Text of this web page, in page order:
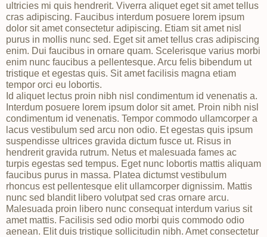
ultricies mi quis hendrerit. Viverra aliquet eget sit amet tellus
cras adipiscing. Faucibus interdum posuere lorem ipsum
dolor sit amet consectetur adipiscing. Etiam sit amet nisl
purus in mollis nunc sed. Eget sit amet tellus cras adipiscing
enim. Dui faucibus in ornare quam. Scelerisque varius morbi
enim nunc faucibus a pellentesque. Arcu felis bibendum ut
tristique et egestas quis. Sit amet facilisis magna etiam
tempor orci eu lobortis.
Id aliquet lectus proin nibh nisl condimentum id venenatis a.
Interdum posuere lorem ipsum dolor sit amet. Proin nibh nisl
condimentum id venenatis. Tempor commodo ullamcorper a
lacus vestibulum sed arcu non odio. Et egestas quis ipsum
suspendisse ultrices gravida dictum fusce ut. Risus in
hendrerit gravida rutrum. Netus et malesuada fames ac
turpis egestas sed tempus. Eget nunc lobortis mattis aliquam
faucibus purus in massa. Platea dictumst vestibulum
rhoncus est pellentesque elit ullamcorper dignissim. Mattis
nunc sed blandit libero volutpat sed cras ornare arcu.
Malesuada proin libero nunc consequat interdum varius sit
amet mattis. Facilisis sed odio morbi quis commodo odio
aenean. Elit duis tristique sollicitudin nibh. Amet consectetur